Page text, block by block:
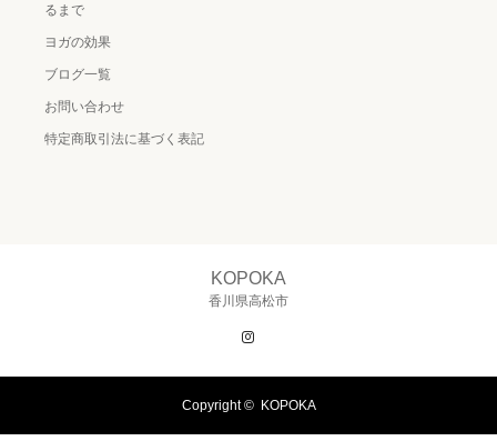
るまで
ヨガの効果
ブログ一覧
お問い合わせ
特定商取引法に基づく表記
KOPOKA
香川県高松市
Copyright © KOPOKA